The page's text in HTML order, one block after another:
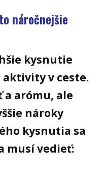
náročnejšie
kysnutie
aktivity v ceste.
a arómu, ale
nároky
kysnutia sa
musí vedieť: